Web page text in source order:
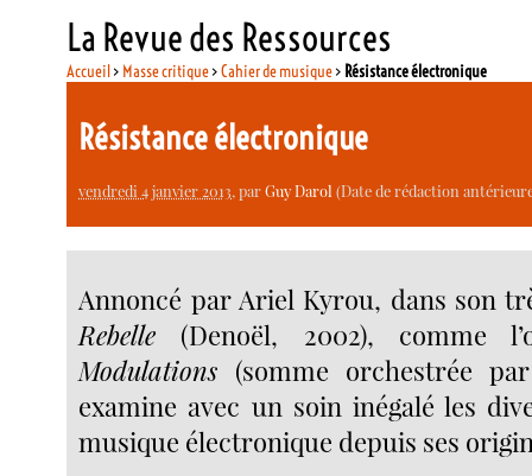
La Revue des Ressources
Accueil> Masse critique>Cahier de musique> Résistance électronique
Résistance électronique
vendredi 4 janvier 2013, parGuy Darol (Date de rédaction
Annoncé par Ariel Kyrou, dans son
Rebelle (Denoël, 2002), comme
Modulations (somme orchestrée
examine avec un soin inégalé les
musique électronique depuis ses